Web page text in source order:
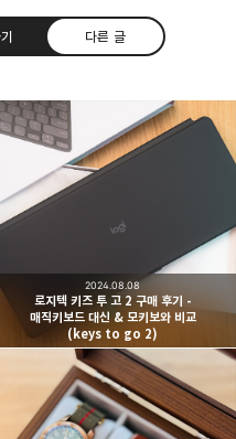
다른 글
니다.
네이버 블로그
로지텍 키즈 투 고 2 구매 후기 -
매직키보드 대신 & 모키보와 비교
(keys to go 2)
2024.08.08